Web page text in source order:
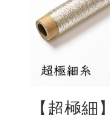
【超極